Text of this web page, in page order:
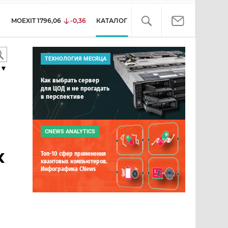
MOEXIT 1796,06 -0,36 КАТАЛОГ
▼
ТЕХНОЛОГИЯ МЕСЯЦА
Как выбрать сервер
для ЦОД и не прогадать
в перспективе
CNEWS ANALYTICS
Топ-10 сфер применения
квантовых компьютеров.
Инфографика CNews